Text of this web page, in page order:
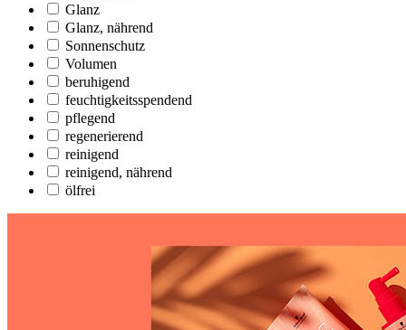
Glanz
Glanz, nährend
Sonnenschutz
Volumen
beruhigend
feuchtigkeitsspendend
pflegend
regenerierend
reinigend
reinigend, nährend
ölfrei